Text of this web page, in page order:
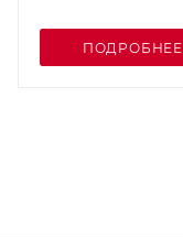
ПОДРОБНЕЕ